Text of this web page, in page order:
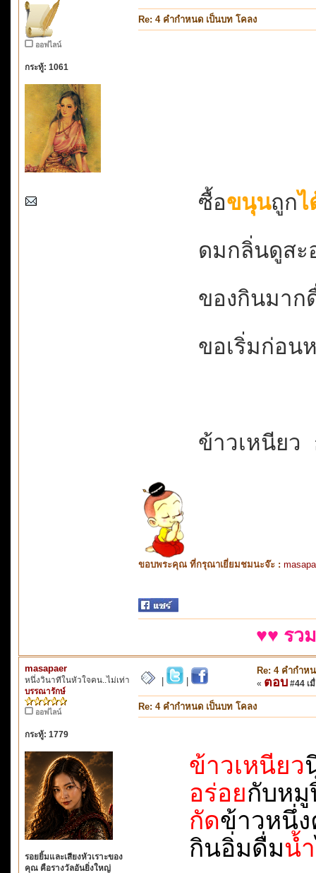
ออฟไลน์
กระทู้: 1061
Re: 4 คำกำหนด เป็นบท โคลง
ซื้อขนุนถูกไ
ดมกลิ่นดูสะ
ของกินมาก
ขอเริ่มก่อน
ข้าวเหนียว
ขอบพระคุณ ที่กรุณาเยี่ยมชมนะจ๊ะ :
♥♥ รว
masapaer
หนึ่งวินาทีในหัวใจคน..ไม่เท่า
บรรณารักษ์
ออฟไลน์
กระทู้: 1779
รอยยิ้มและเสียงหัวเราะของ
คุณ คือรางวัลอันยิ่งใหญ่
Re: 4 คำกำห
« ตอบ #44 เ
Re: 4 คำกำหนด เป็นบท โคลง
ข้าวเหนียว
อร่อยกับหมู
กัดข้าวหนึ่ง
กินอิ่มดื่มน้ำ